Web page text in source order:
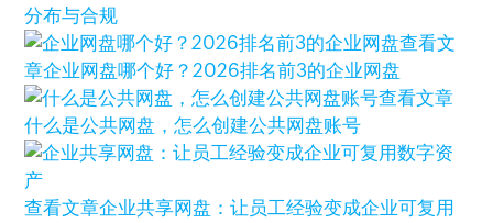
分布与合规
查看文
章企业网盘哪个好？2026排名前3的企业网盘
查看文章
什么是公共网盘，怎么创建公共网盘账号
查看文章企业共享网盘：让员工经验变成企业可复用